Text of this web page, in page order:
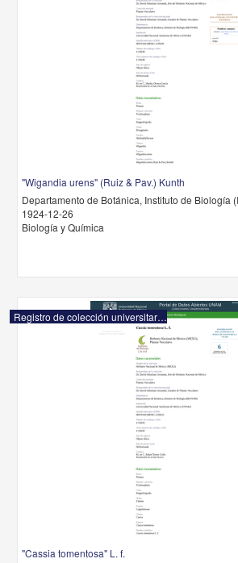
"Wigandia urens" (Ruiz & Pav.) Kunth
Departamento de Botánica, Instituto de Biología
1924-12-26
Biología y Química
Registro de colección universitaria
"Cassia tomentosa" L. f.